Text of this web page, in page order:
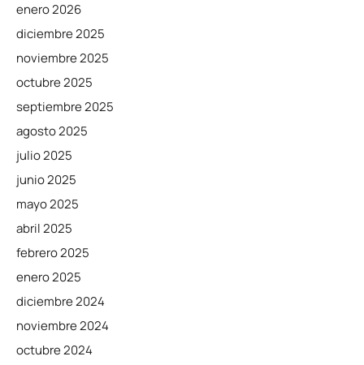
enero 2026
diciembre 2025
noviembre 2025
octubre 2025
septiembre 2025
agosto 2025
julio 2025
junio 2025
mayo 2025
abril 2025
febrero 2025
enero 2025
diciembre 2024
noviembre 2024
octubre 2024